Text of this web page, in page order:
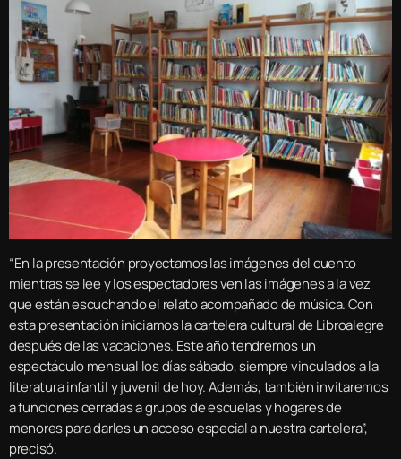
“En la presentación proyectamos las imágenes del cuento
mientras se lee y los espectadores ven las imágenes a la vez
que están escuchando el relato acompañado de música. Con
esta presentación iniciamos la cartelera cultural de Libroalegre
después de las vacaciones. Este año tendremos un
espectáculo mensual los días sábado, siempre vinculados a la
literatura infantil y juvenil de hoy. Además, también invitaremos
a funciones cerradas a grupos de escuelas y hogares de
menores para darles un acceso especial a nuestra cartelera”,
precisó.